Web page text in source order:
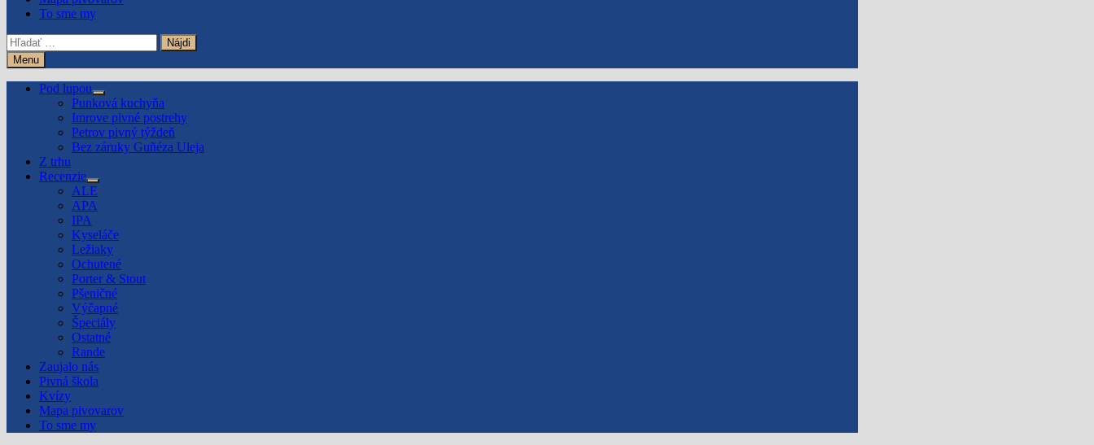
To sme my
Hľadať:
Menu
Pod lupou
Show
sub
menu
Punková kuchyňa
Imrove pivné postrehy
Petrov pivný týždeň
Bez záruky Guñéza Uleja
Z trhu
Recenzie
Show
sub
menu
ALE
APA
IPA
Kyseláče
Ležiaky
Ochutené
Porter & Stout
Pšeničné
Výčapné
Špeciály
Ostatné
Rande
Zaujalo nás
Pivná škola
Kvízy
Mapa pivovarov
To sme my